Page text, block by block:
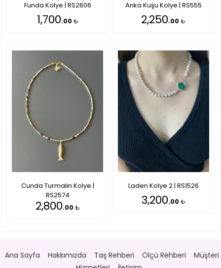
Funda Kolye | RS2606
1,700.00 ₺
Anka Kuşu Kolye | RS555
2,250.00 ₺
Cunda Turmalin Kolye |
RS2574
2,800.00 ₺
Laden Kolye 2 | RS1526
3,200.00 ₺
Ana Sayfa Hakkımızda Taş Rehberi Ölçü Rehberi
Müşteri